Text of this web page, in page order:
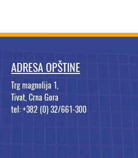
ADRESA OPŠTINE
Trg magnolija 1,
Tivat, Crna Gora
tel: +382 (0) 32/661-300